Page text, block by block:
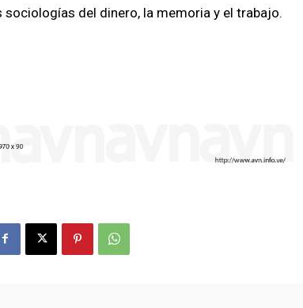
del dinero, la memoria y el trabajo.